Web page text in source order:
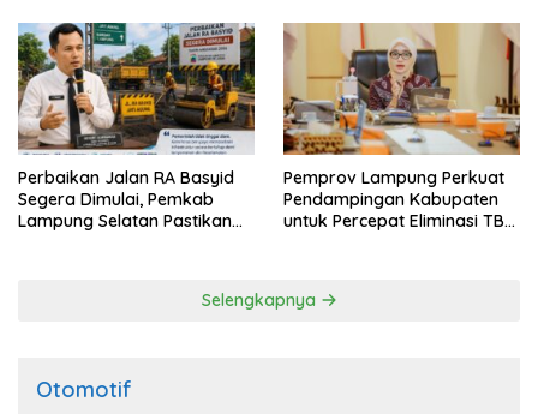
Perbaikan Jalan RA Basyid
Segera Dimulai, Pemkab
Lampung Selatan Pastikan
Pemprov Lampung Perkuat
Pendampingan Kabupaten
untuk Percepat Eliminasi TBC
Selengkapnya
Otomotif